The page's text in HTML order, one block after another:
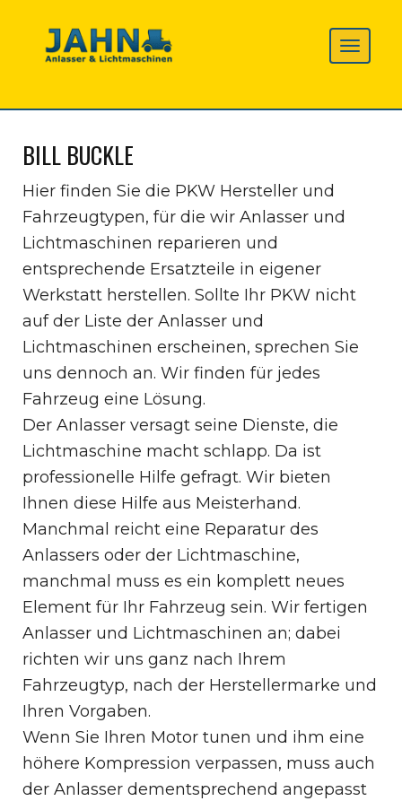
BILL BUCKLE
Hier finden Sie die PKW Hersteller und
Fahrzeugtypen, für die wir Anlasser und
Lichtmaschinen reparieren und
entsprechende Ersatzteile in eigener
Werkstatt herstellen. Sollte Ihr PKW nicht
auf der Liste der Anlasser und
Lichtmaschinen erscheinen, sprechen Sie
uns dennoch an. Wir finden für jedes
Fahrzeug eine Lösung.
Der Anlasser versagt seine Dienste, die
Lichtmaschine macht schlapp. Da ist
professionelle Hilfe gefragt. Wir bieten
Ihnen diese Hilfe aus Meisterhand.
Manchmal reicht eine Reparatur des
Anlassers oder der Lichtmaschine,
manchmal muss es ein komplett neues
Element für Ihr Fahrzeug sein. Wir fertigen
Anlasser und Lichtmaschinen an; dabei
richten wir uns ganz nach Ihrem
Fahrzeugtyp, nach der Herstellermarke und
Ihren Vorgaben.
Wenn Sie Ihren Motor tunen und ihm eine
höhere Kompression verpassen, muss auch
der Anlasser dementsprechend angepasst